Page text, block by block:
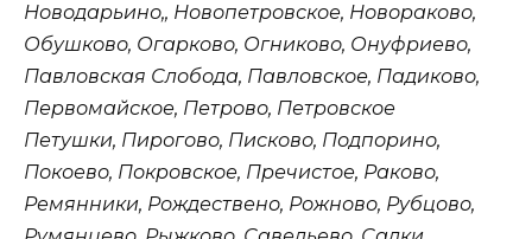
Новодарьино,, Новопетровское, Новораково,
Обушково, Огарково, Огниково, Онуфриево,
Павловская Слобода, Павловское, Падиково,
Первомайское, Петрово, Петровское
Петушки, Пирогово, Писково, Подпорино,
Покоево, Покровское, Пречистое, Раково,
Ремянники, Рождествено, Рожново, Рубцово,